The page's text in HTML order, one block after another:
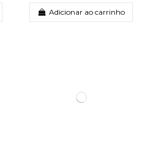
Adicionar ao carrinho